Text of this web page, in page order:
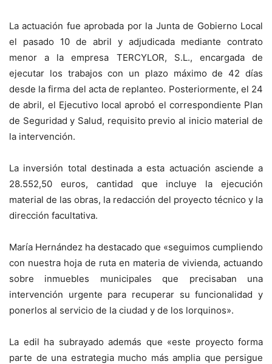
La actuación fue aprobada por la Junta de Gobierno Local
el pasado 10 de abril y adjudicada mediante contrato
menor a la empresa TERCYLOR, S.L., encargada de
ejecutar los trabajos con un plazo máximo de 42 días
desde la firma del acta de replanteo. Posteriormente, el 24
de abril, el Ejecutivo local aprobó el correspondiente Plan
de Seguridad y Salud, requisito previo al inicio material de
la intervención.
La inversión total destinada a esta actuación asciende a
28.552,50 euros, cantidad que incluye la ejecución
material de las obras, la redacción del proyecto técnico y la
dirección facultativa.
María Hernández ha destacado que «seguimos cumpliendo
con nuestra hoja de ruta en materia de vivienda, actuando
sobre inmuebles municipales que precisaban una
intervención urgente para recuperar su funcionalidad y
ponerlos al servicio de la ciudad y de los lorquinos».
La edil ha subrayado además que «este proyecto forma
parte de una estrategia mucho más amplia que persigue